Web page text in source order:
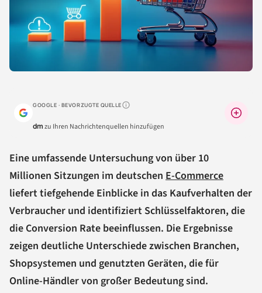
GOOGLE · BEVORZUGTE QUELLEWarum lohnt sich das?
dmzu Ihren Nachrichtenquellen hinzufügen
Eine umfassende Untersuchung von über 10
Millionen Sitzungen im deutschen E-Commerce
liefert tiefgehende Einblicke in das Kaufverhalten der
Verbraucher und identifiziert Schlüsselfaktoren, die
die Conversion Rate beeinflussen. Die Ergebnisse
zeigen deutliche Unterschiede zwischen Branchen,
Shopsystemen und genutzten Geräten, die für
Online-Händler von großer Bedeutung sind.